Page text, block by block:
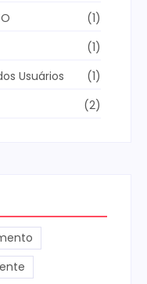
(1)
(1)
Usuários
(1)
(2)